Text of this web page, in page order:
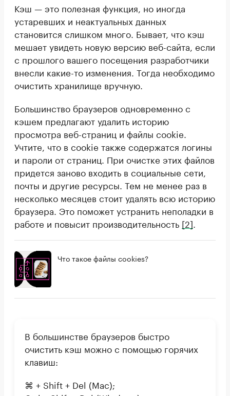
Кэш — это полезная функция, но иногда
устаревших и неактуальных данных
становится слишком много. Бывает, что кэш
мешает увидеть новую версию веб-сайта, если
с прошлого вашего посещения разработчики
внесли какие-то изменения. Тогда необходимо
очистить хранилище вручную.
Большинство браузеров одновременно с
кэшем предлагают удалить историю
просмотра веб-страниц и файлы cookie.
Учтите, что в cookie также содержатся логины
и пароли от страниц. При очистке этих файлов
придется заново входить в социальные сети,
почты и другие ресурсы. Тем не менее раз в
несколько месяцев стоит удалять всю историю
браузера. Это поможет устранить неполадки в
работе и повысит производительность [2]
Что такое файлы cookies?
В большинстве браузеров быстро
очистить кэш можно с помощью горячих
клавиш:
⌘ + Shift + Del (Mac);